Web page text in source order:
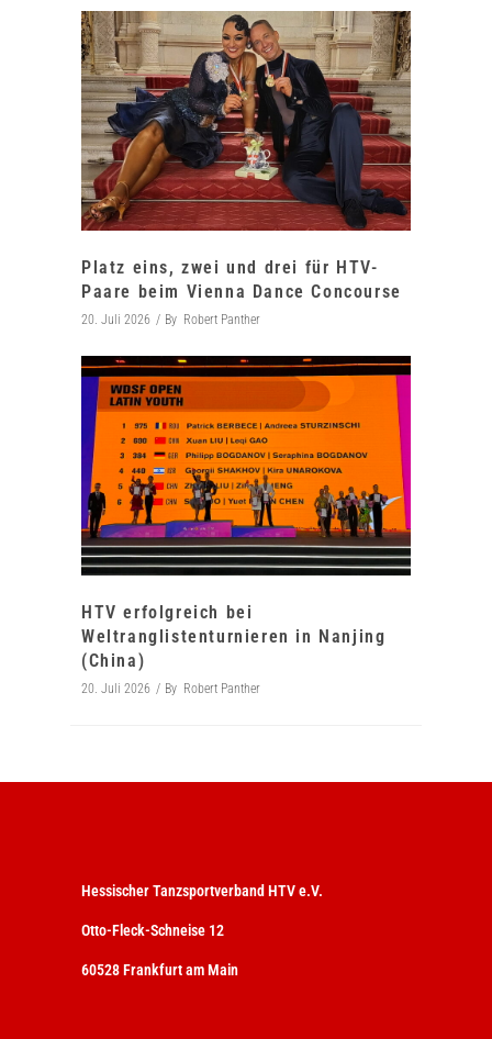
Platz eins, zwei und drei für HTV-
Paare beim Vienna Dance Concourse
20. Juli 2026 By Robert Panther
HTV erfolgreich bei
Weltranglistenturnieren in Nanjing
(China)
20. Juli 2026 By Robert Panther
Hessischer Tanzsportverband HTV e.V.
Otto-Fleck-Schneise 12
60528 Frankfurt am Main